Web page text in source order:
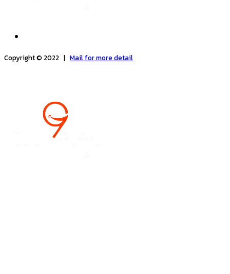
Copyright © 2022 | Mail for more detail